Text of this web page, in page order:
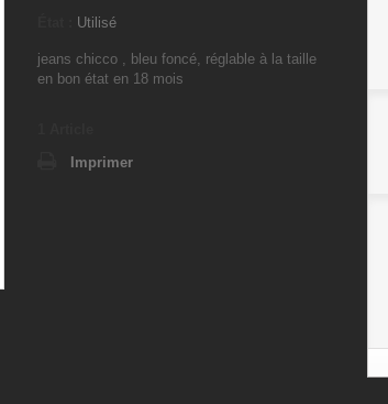
Utilisé
jeans chicco , bleu foncé, réglable à la taille
en bon état en 18 mois
Imprimer